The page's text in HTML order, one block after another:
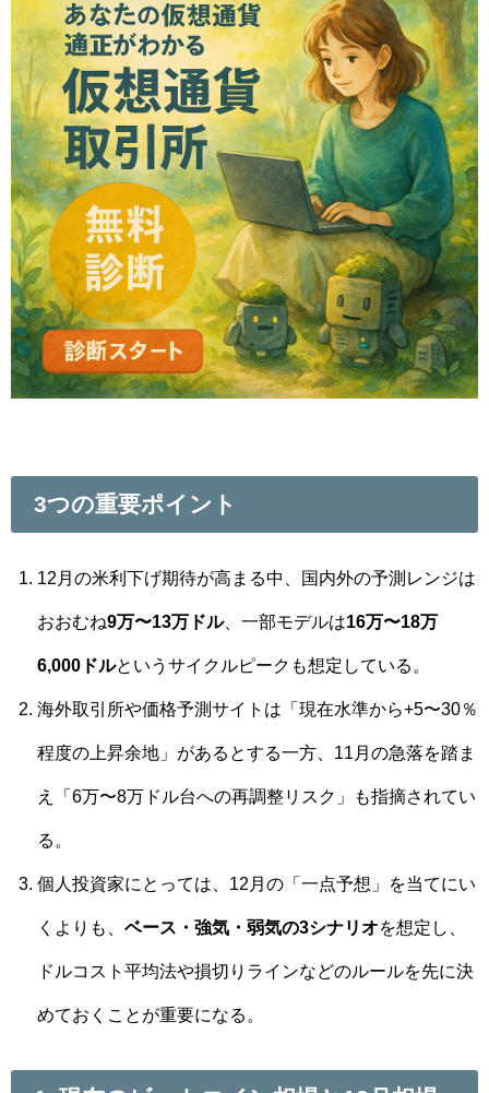
3つの重要ポイント
12月の米利下げ期待が高まる中、国内外の予測レンジは
おおむね9万〜13万ドル、一部モデルは16万〜18万
6,000ドルというサイクルピークも想定している。
海外取引所や価格予測サイトは「現在水準から+5〜30％
程度の上昇余地」があるとする一方、11月の急落を踏ま
え「6万〜8万ドル台への再調整リスク」も指摘されてい
る。
個人投資家にとっては、12月の「一点予想」を当てにい
くよりも、 ベース・強気・弱気の3シナリオを想定し、
ドルコスト平均法や損切りラインなどのルールを先に決
めておくことが重要になる。